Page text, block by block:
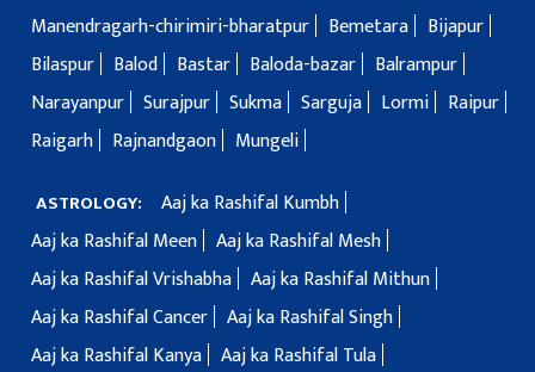
Manendragarh-chirimiri-bharatpur
Bemetara
Bijapur
Bilaspur
Balod Bastar Baloda-bazar
Balrampur
Narayanpur Surajpur Sukma Sarguja Lormi
Raipur
Raigarh
Rajnandgaon Mungeli
ASTROLOGY:
Aaj ka Rashifal Kumbh
Aaj ka Rashifal Meen Aaj ka Rashifal Mesh
Aaj ka Rashifal Vrishabha Aaj ka Rashifal Mithun
Aaj ka Rashifal Cancer Aaj ka Rashifal Singh
Aaj ka Rashifal Kanya Aaj ka Rashifal Tula